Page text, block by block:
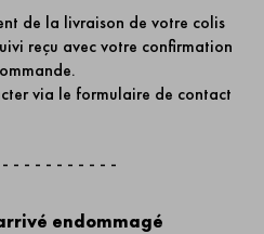
de la livraison de votre colis
reçu avec votre confirmation
via le formulaire de contact
- - - - - - - - - -
endommagé